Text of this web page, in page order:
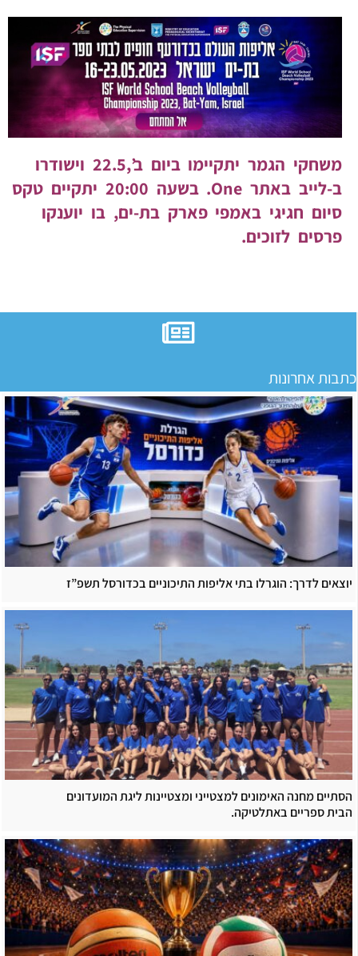
משחקי הגמר יתקיימו ביום ב’,22.5 וישודרו
ב-לייב באתר One. בשעה 20:00 יתקיים טקס
סיום חגיגי באמפי פארק בת-ים, בו יוענקו
פרסים לזוכים.
כתבות אחרונות
יוצאים לדרך: הוגרלו בתי אליפות התיכוניים בכדורסל תשפ”ז
הסתיים מחנה האימונים למצטייני ומצטיינות ליגת המועדונים
הבית ספריים באתלטיקה.